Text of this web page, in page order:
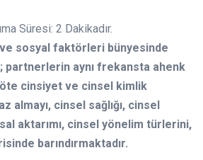
Süresi: 2 Dakikadır.
sosyal faktörleri bünyesinde
partnerlerin aynı frekansta ahenk
öte cinsiyet ve cinsel kimlik
almayı, cinsel sağlığı, cinsel
aktarımı, cinsel yönelim türlerini,
barındırmaktadır.